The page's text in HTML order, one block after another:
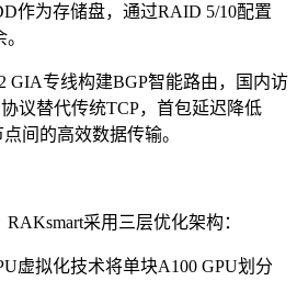
作为存储盘，通过RAID 5/10配置
GIA专线构建BGP智能路由，国内访
议替代传统TCP，首包延迟降低
间的高效数据传输。
采用三层优化架构：
虚拟化技术将单块A100 GPU划分